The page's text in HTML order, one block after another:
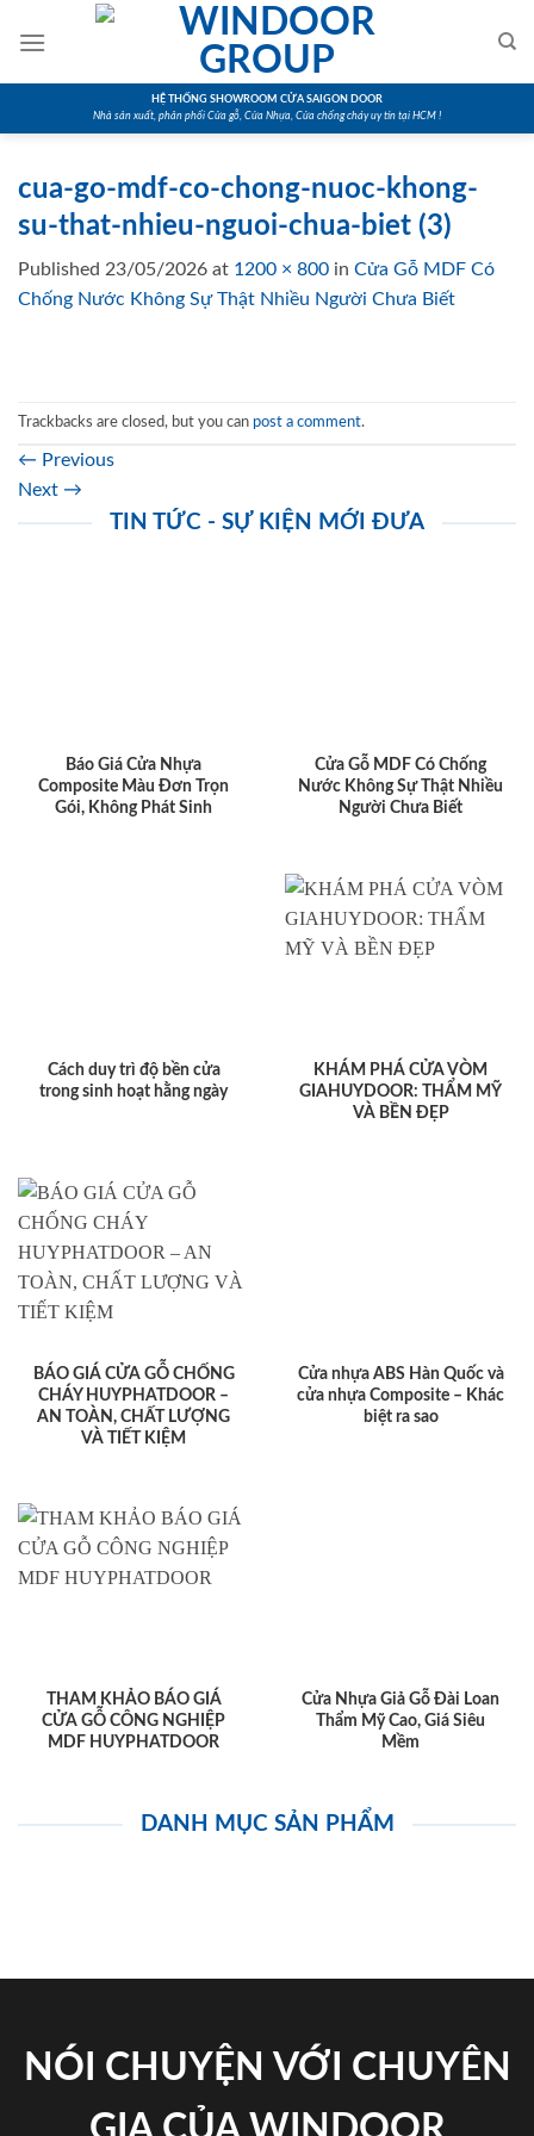
HỆ THỐNG SHOWROOM CỬA SAIGON DOOR
Nhà sản xuất, phân phối Cửa gỗ, Cửa Nhựa, Cửa chống cháy uy tín tại HCM !
cua-go-mdf-co-chong-nuoc-khong-
su-that-nhieu-nguoi-chua-biet (3)
Published 23/05/2026 at 1200 × 800 in Cửa Gỗ MDF Có
Chống Nước Không Sự Thật Nhiều Người Chưa Biết
Trackbacks are closed, but you can post a comment.
← Previous
Next →
TIN TỨC - SỰ KIỆN MỚI ĐƯA
Báo Giá Cửa Nhựa
Composite Màu Đơn Trọn
Gói, Không Phát Sinh
Cửa Gỗ MDF Có Chống
Nước Không Sự Thật Nhiều
Người Chưa Biết
Cách duy trì độ bền cửa
trong sinh hoạt hằng ngày
KHÁM PHÁ CỬA VÒM
GIAHUYDOOR: THẨM MỸ
VÀ BỀN ĐẸP
BÁO GIÁ CỬA GỖ CHỐNG
CHÁY HUYPHATDOOR –
AN TOÀN, CHẤT LƯỢNG
VÀ TIẾT KIỆM
Cửa nhựa ABS Hàn Quốc và
cửa nhựa Composite – Khác
biệt ra sao
THAM KHẢO BÁO GIÁ
CỬA GỖ CÔNG NGHIỆP
MDF HUYPHATDOOR
Cửa Nhựa Giả Gỗ Đài Loan
Thẩm Mỹ Cao, Giá Siêu
Mềm
DANH MỤC SẢN PHẨM
NÓI CHUYỆN VỚI CHUYÊN